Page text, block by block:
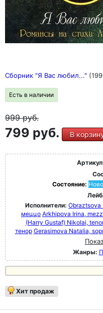
Сборник "Я Вас любил..."
Есть в наличии
999руб.
799 руб. В
Состояние:
Исполнители: Obraztsova
меццо Arkhipova Irina,
(Harry Gustaf) Nikolai,
тенор Gerasimova Natalia,
Жанры:
Хит продаж